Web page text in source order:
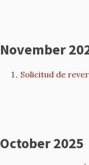
November
Solicitud de
October 2025